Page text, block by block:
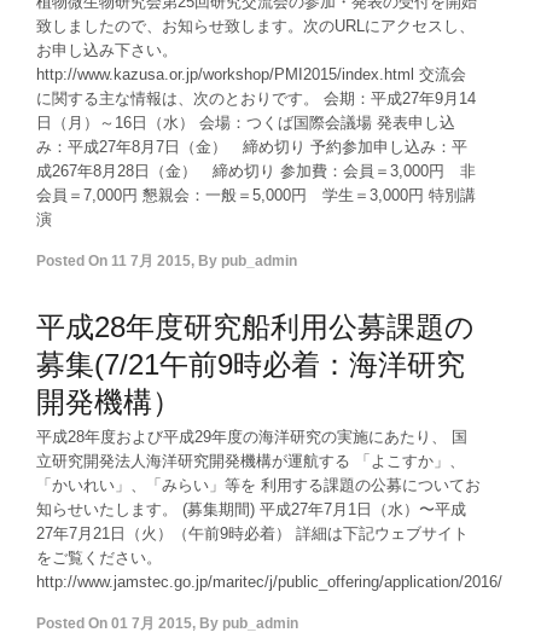
致しましたので、お知らせ致します。次のURLにアクセスし、
お申し込み下さい。
http://www.kazusa.or.jp/workshop/PMI2015/index.html 交流会
に関する主な情報は、次のとおりです。 会期：平成27年9月14
日（月）～16日（水） 会場：つくば国際会議場 発表申し込
み：平成27年8月7日（金） 締め切り 予約参加申し込み：平
成267年8月28日（金） 締め切り 参加費：会員＝3,000円 非
会員＝7,000円 懇親会：一般＝5,000円 学生＝3,000円 特別講
演
Posted On 11 7月 2015, By pub_admin
平成28年度研究船利用公募課題の
募集(7/21午前9時必着：海洋研究
開発機構）
平成28年度および平成29年度の海洋研究の実施にあたり、 国
立研究開発法人海洋研究開発機構が運航する 「よこすか」、
「かいれい」、「みらい」等を 利用する課題の公募についてお
知らせいたします。 (募集期間) 平成27年7月1日（水）〜平成
27年7月21日（火）（午前9時必着） 詳細は下記ウェブサイト
をご覧ください。
http://www.jamstec.go.jp/maritec/j/public_offering/application/2016/
Posted On 01 7月 2015, By pub_admin